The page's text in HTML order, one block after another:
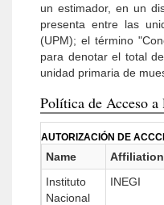
un estimador, en un
presenta entre las
(UPM); el término
para denotar el total
unidad primaria de
Política de Acceso
AUTORIZACIÓN DE
Name Affiliation
Instituto
Nacional
INEGI